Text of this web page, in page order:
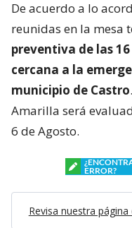
De acuerdo a lo
reunidas en la mesa
preventiva de las
cercana a la
municipio de Castro
Amarilla será
6 de Agosto.
ERROR?
Revisa nuestra